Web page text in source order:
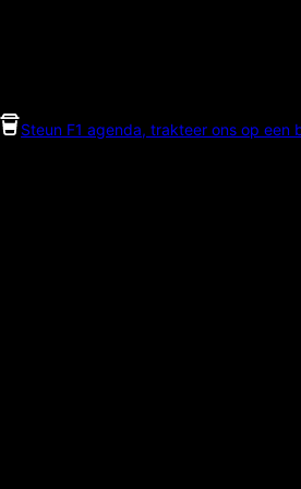
Steun F1 agenda, trakteer ons op een